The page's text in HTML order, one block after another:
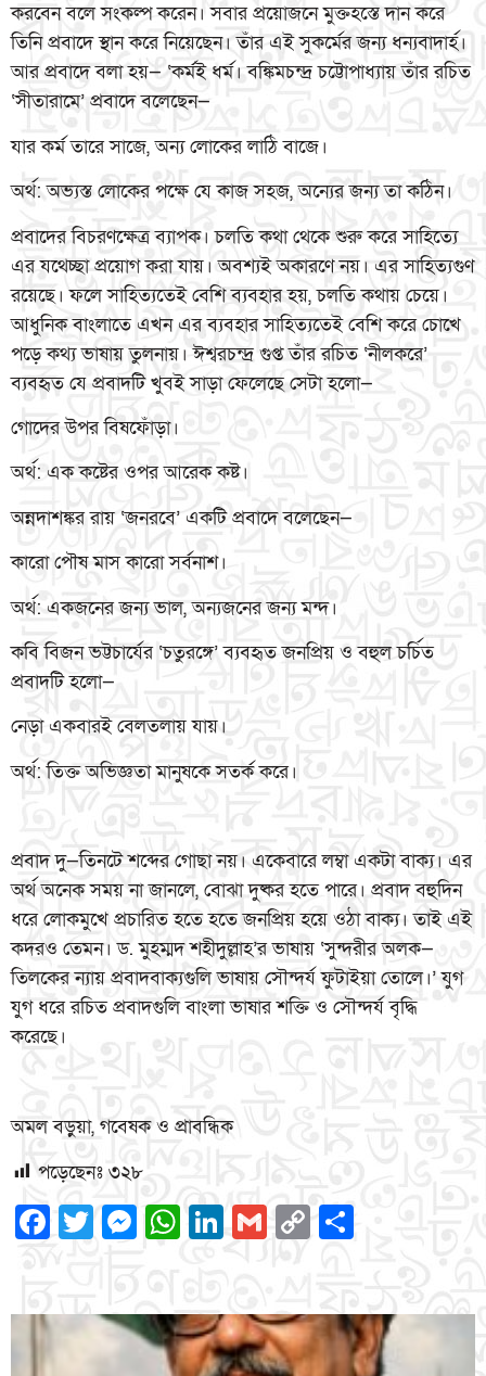
করবেন বলে সংকল্প করেন। সবার প্রয়োজনে মুক্তহস্তে দান করে
তিনি প্রবাদে স্থান করে নিয়েছেন। তাঁর এই সুকর্মের জন্য ধন্যবাদার্হ।
আর প্রবাদে বলা হয়— ‘কর্মই ধর্ম। বঙ্কিমচন্দ্র চট্টোপাধ্যায় তাঁর রচিত
‘সীতারামে’ প্রবাদে বলেছেন—
যার কর্ম তারে সাজে, অন্য লোকের লাঠি বাজে।
অর্থ: অভ্যস্ত লোকের পক্ষে যে কাজ সহজ, অন্যের জন্য তা কঠিন।
প্রবাদের বিচরণক্ষেত্র ব্যাপক। চলতি কথা থেকে শুরু করে সাহিত্যে
এর যথেচ্ছা প্রয়োগ করা যায়। অবশ্যই অকারণে নয়। এর সাহিত্যগুণ
রয়েছে। ফলে সাহিত্যতেই বেশি ব্যবহার হয়, চলতি কথায় চেয়ে।
আধুনিক বাংলাতে এখন এর ব্যবহার সাহিত্যতেই বেশি করে চোখে
পড়ে কথ্য ভাষায় তুলনায়। ঈশ্বরচন্দ্র গুপ্ত তাঁর রচিত ‘নীলকরে’
ব্যবহৃত যে প্রবাদটি খুবই সাড়া ফেলেছে সেটা হলো—
গোদের উপর বিষফোঁড়া।
অর্থ: এক কষ্টের ওপর আরেক কষ্ট।
অন্নদাশঙ্কর রায় ‘জনরবে’ একটি প্রবাদে বলেছেন—
কারো পৌষ মাস কারো সর্বনাশ।
অর্থ: একজনের জন্য ভাল, অন্যজনের জন্য মন্দ।
কবি বিজন ভট্টচার্যের ‘চতুরঙ্গে’ ব্যবহৃত জনপ্রিয় ও বহুল চর্চিত
প্রবাদটি হলো—
নেড়া একবারই বেলতলায় যায়।
অর্থ: তিক্ত অভিজ্ঞতা মানুষকে সতর্ক করে।
প্রবাদ দু—তিনটে শব্দের গোছা নয়। একেবারে লম্বা একটা বাক্য। এর
অর্থ অনেক সময় না জানলে, বোঝা দুষ্কর হতে পারে। প্রবাদ বহুদিন
ধরে লোকমুখে প্রচারিত হতে হতে জনপ্রিয় হয়ে ওঠা বাক্য। তাই এই
কদরও তেমন। ড. মুহম্মদ শহীদুল্লাহ’র ভাষায় ‘সুন্দরীর অলক—
তিলকের ন্যায় প্রবাদবাক্যগুলি ভাষায় সৌন্দর্য ফুটাইয়া তোলে।’ যুগ
যুগ ধরে রচিত প্রবাদগুলি বাংলা ভাষার শক্তি ও সৌন্দর্য বৃদ্ধি
করেছে।
অমল বড়ুয়া, গবেষক ও প্রাবন্ধিক
পড়েছেনঃ ৩২৮
Facebook
Twitter
Messenger
WhatsApp
LinkedIn
Gmail
Copy